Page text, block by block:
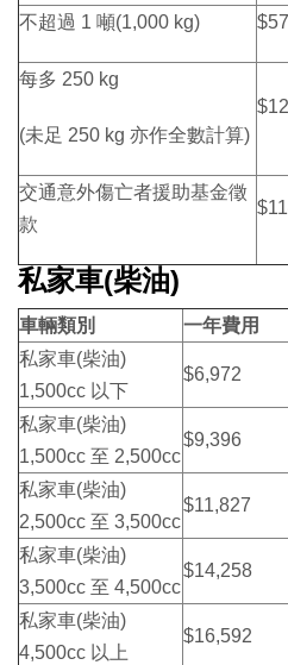
不超過 1 噸(1,000 kg)
每多 250 kg
(未足 250 kg 亦作全數計算)
交通意外傷亡者援助基金徵
款
私家車(柴油)
車輛類別 一年費用
私家車(柴油)
1,500cc 以下
$6,972
私家車(柴油)
1,500cc 至 2,500cc
$9,396
私家車(柴油)
2,500cc 至 3,500cc
$11,827
私家車(柴油)
3,500cc 至 4,500cc
$14,258
私家車(柴油)
4,500cc 以上
$16,592